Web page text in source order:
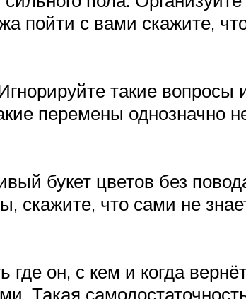
пойти с вами скажите,
такие вопросы
перемены однозначно
букет цветов без
скажите, что сами не
где он, с кем и когда
Такая